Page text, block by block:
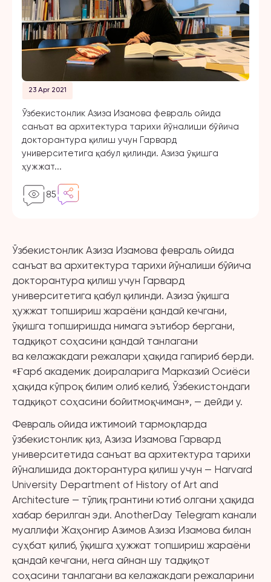
23 Apr 2021
Ўзбекистонлик Азиза Изамова февраль ойида
санъат ва архитектура тарихи йўналиши бўйича
докторантура қилиш учун Гарвард
университетига қабул қилинди. Азиза ўқишга
ҳужжат...
85
Ўзбекистонлик Азиза Изамова февраль ойида
санъат ва архитектура тарихи йўналиши бўйича
докторантура қилиш учун Гарвард
университетига қабул қилинди. Азиза ўқишга
ҳужжат топшириш жараёни қандай кечгани,
ўқишга топширишда нимага эътибор бергани,
тадқиқот соҳасини қандай танлагани
ва келажакдаги режалари ҳақида гапириб берди.
«Ғарб академик доираларига Марказий Осиёси
ҳақида кўпроқ билим олиб келиб, Ўзбекистондаги
тадқиқот соҳасини бойитмоқчиман», — дейди у.
Февраль ойида ижтимоий тармоқларда
ўзбекистонлик қиз, Азиза Изамова Гарвард
университетида санъат ва архитектура тарихи
йўналишида докторантура қилиш учун — Harvard
University Department of History of Art and
Architecture — тўлиқ грантини ютиб олгани ҳақида
хабар берилган эди. AnotherDay Telegram канали
муаллифи Жаҳонгир Азимов Азиза Изамова билан
суҳбат қилиб, ўқишга ҳужжат топшириш жараёни
қандай кечгани, нега айнан шу тадқиқот
соҳасини танлагани ва келажакдаги режаларини